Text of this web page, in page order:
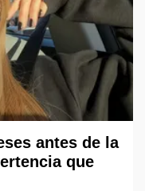
antes de la
que